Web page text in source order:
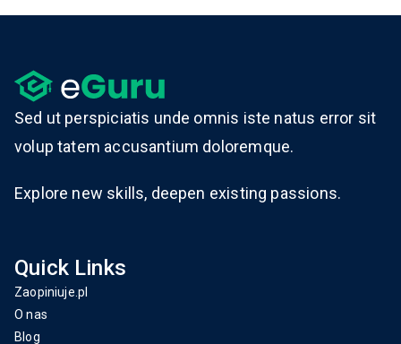
Sed ut perspiciatis unde omnis iste natus error sit
volup tatem accusantium doloremque.
Explore new skills, deepen existing passions.
Quick Links
Zaopiniuje.pl
O nas
Blog